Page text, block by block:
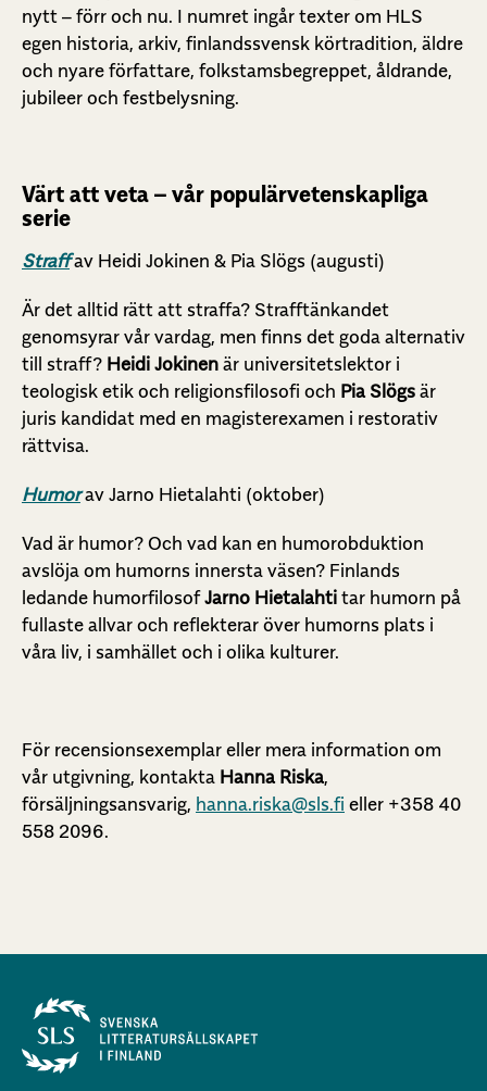
nytt – förr och nu. I numret ingår texter om HLS
egen historia, arkiv, finlandssvensk körtradition, äldre
och nyare författare, folkstamsbegreppet, åldrande,
jubileer och festbelysning.
Värt att veta – vår populärvetenskapliga
serie
Straff av Heidi Jokinen & Pia Slögs (augusti)
Är det alltid rätt att straffa? Strafftänkandet
genomsyrar vår vardag, men finns det goda alternativ
till straff? Heidi Jokinen är universitetslektor i
teologisk etik och religionsfilosofi och Pia Slögs är
juris kandidat med en magisterexamen i restorativ
rättvisa.
Humor av Jarno Hietalahti (oktober)
Vad är humor? Och vad kan en humorobduktion
avslöja om humorns innersta väsen? Finlands
ledande humorfilosofJarno Hietalahti tar humorn på
fullaste allvar och reflekterar över humorns plats i
våra liv, i samhället och i olika kulturer.
För recensionsexemplar eller mera information om
vår utgivning, kontakta Hanna Riska,
försäljningsansvarig, hanna.riska@sls.fi eller +358 40
558 2096.